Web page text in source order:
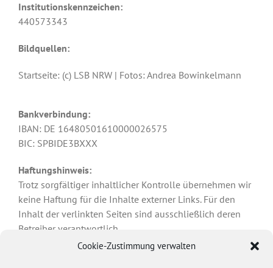
Cookie-Zustimmung verwalten
Institutionskennzeichen:
440573343
Bildquellen:
Startseite: (c) LSB NRW | Fotos: Andrea Bowinkelmann
Bankverbindung:
IBAN: DE 16480501610000026575
BIC: SPBIDE3BXXX
Haftungshinweis:
Trotz sorgfältiger inhaltlicher Kontrolle übernehmen wir
keine Haftung für die Inhalte externer Links. Für den
Inhalt der verlinkten Seiten sind ausschließlich deren
Betreiber verantwortlich.